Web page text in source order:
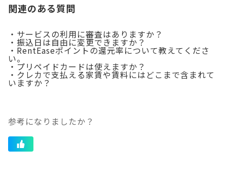
関連のある質問
・サービスの利用に審査はありますか？
・振込日は自由に変更できますか？
・RentEaseポイントの還元率について教えてくださ
い。
・プリペイドカードは使えますか？
・クレカで支払える家賃や賃料にはどこまで含まれて
いますか？
参考になりましたか？